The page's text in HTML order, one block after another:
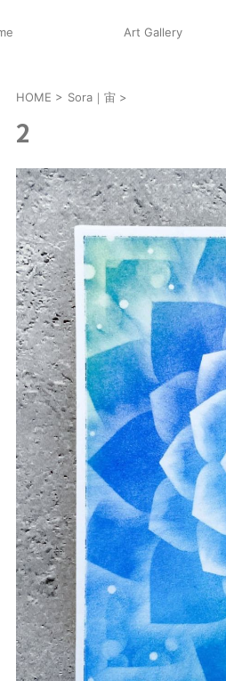
Art Gallery
HOME > Sora｜宙 >
2